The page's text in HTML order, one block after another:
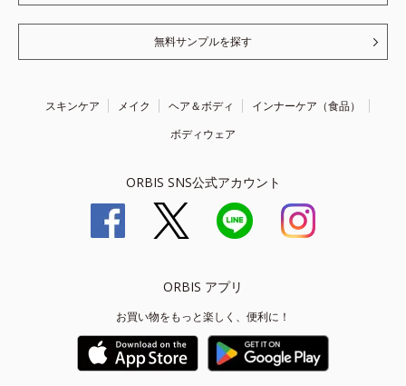
無料サンプルを探す
スキンケア メイク ヘア＆ボディ
インナーケア（食品）
ボディウェア
ORBIS SNS公式アカウント
ORBIS アプリ
お買い物をもっと楽しく、便利に！